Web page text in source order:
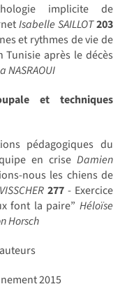
implicite de
Isabelle SAILLOT203
et rythmes de vie de
Tunisie après le décès
NASRAOUI
et techniques
pédagogiques du
en crise Damien
nous les chiens de
277 - Exercice
font la paire” Héloïse
Horsch
2015